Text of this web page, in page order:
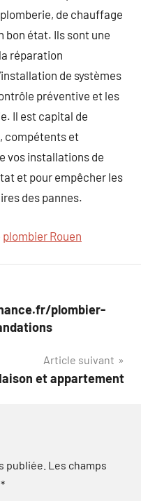
de chauffage
bon état. Ils sont une
réparation
de systèmes
préventive et les
Il est capital de
compétents et
vos installations de
et pour empêcher les
des pannes.
plombier Rouen
plombier-
Article suivant
et appartement
publiée. Les champs
*